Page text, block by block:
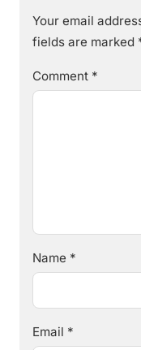
Your email
fields are marked
Comment *
Name *
Email *